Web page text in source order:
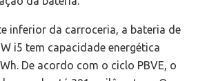
inferior da carroceria, a bateria de
i5 tem capacidade energética
De acordo com o ciclo PBVE, o